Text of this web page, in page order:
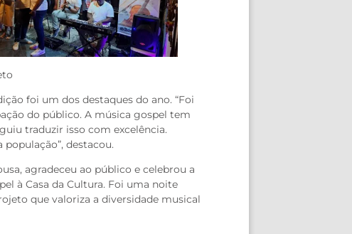
foi um dos destaques do ano. “Foi
do público. A música gospel tem
traduzir isso com excelência.
destacou.
agradeceu ao público e celebrou a
à Casa da Cultura. Foi uma noite
que valoriza a diversidade musical